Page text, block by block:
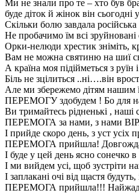
Ми не знали про те – хто був
буде діток й жінок він сьогодні
Скільки болю завдала
Не пробачимо їм всі зруйновані
Орки-нелюди хрестик зніміть,
Вам не можна святиню на шиї
А країна моя підійметься з руїн
Біль не зцілиться ..ні….він
Але ми збережемо дітям нашим
ПЕРЕМОГУ здобудем ! Бо для
Ви тримайтесь рідненькі , наші
ПЕРЕМОГА за нами, з нами
І прийде скоро день, з уст
ПЕРЕМОГА прийшла!
І буде у цей день ясно сонечко в
І ми вийдем усі, щоб зустріти
І заплакані очі від щастя
ПЕРЕМОГА прийшла!!!